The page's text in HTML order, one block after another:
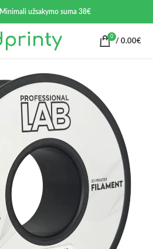
Minimali užsakymo suma 38€
0
/ 0.00€